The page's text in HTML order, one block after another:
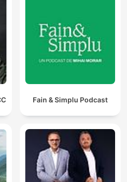
Fain & Simplu Podcast